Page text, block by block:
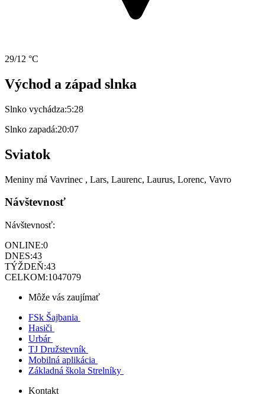
29/12 °C
Východ a západ slnka
Slnko vychádza:5:28
Slnko zapadá:20:07
Sviatok
Meniny má Vavrinec , Lars, Laurenc, Laurus, Lorenc, Vavro
Návštevnosť
Návštevnosť:
ONLINE:0
DNES:43
TÝŽDEŇ:43
CELKOM:1047079
Môže vás zaujímať
FSk Šajbania
Hasiči
Urbár
TJ Družstevník
Mobilná aplikácia
Základná škola Strelníky
Kontakt